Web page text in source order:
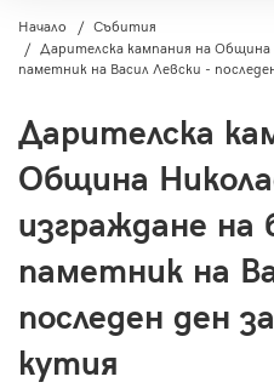
Начало
Събития
Дарителска кампания на Община
паметник на Васил Левски -
Дарителска
Община
изграждане
паметник на
последен ден
кутия